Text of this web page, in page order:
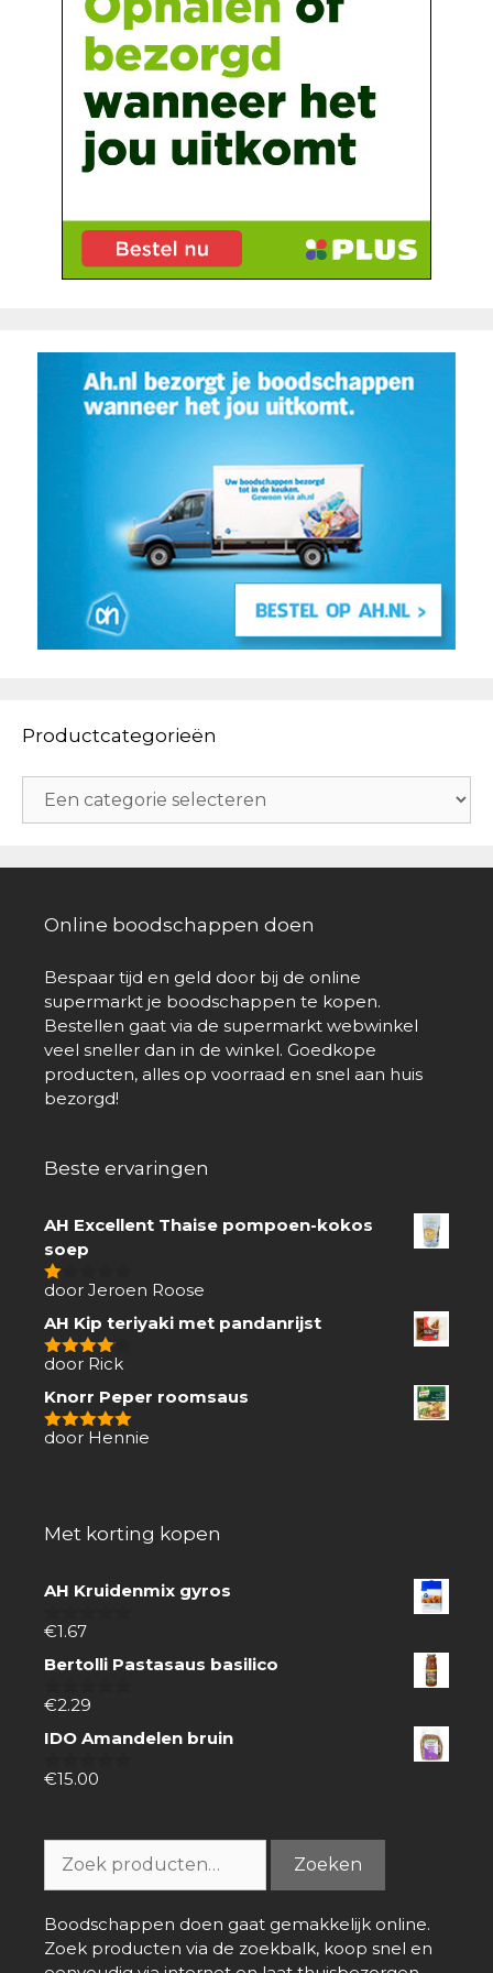
Productcategorieën
Online boodschappen doen
Bespaar tijd en geld door bij de online
supermarkt je boodschappen te kopen.
Bestellen gaat via de supermarkt webwinkel
veel sneller dan in de winkel. Goedkope
producten, alles op voorraad en snel aan huis
bezorgd!
Beste ervaringen
AH Excellent Thaise pompoen-kokos
soep
1
5
door Jeroen Roose
AH Kip teriyaki met pandanrijst
4van 5
door Rick
Knorr Peper roomsaus
5van 5
door Hennie
Met korting kopen
AH Kruidenmix gyros
0
5
€1.67
Bertolli Pastasaus basilico
0
5
€2.29
IDO Amandelen bruin
0
€15.00
naar:
Zoeken
Boodschappen doen gaat gemakkelijk online.
Zoek producten via de zoekbalk, koop snel en